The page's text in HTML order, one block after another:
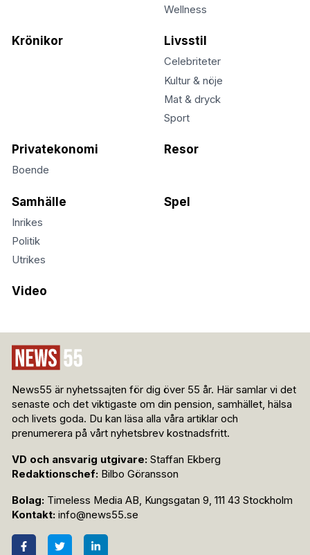
Wellness
Krönikor Livsstil
Celebriteter
Kultur & nöje
Mat & dryck
Sport
Privatekonomi
Boende
Resor
Samhälle
Inrikes
Politik
Utrikes
Spel
Video
News55 är nyhetssajten för dig över 55 år. Här samlar vi det
senaste och det viktigaste om din pension, samhället, hälsa
och livets goda. Du kan läsa alla våra artiklar och
prenumerera på vårt nyhetsbrev kostnadsfritt.
VD och ansvarig utgivare: Staffan Ekberg
Redaktionschef: Bilbo Göransson
Bolag: Timeless Media AB, Kungsgatan 9, 111 43 Stockholm
Kontakt: info@news55.se